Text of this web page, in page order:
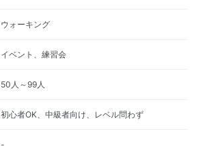
ウォーキング
イベント、練習会
50人～99人
初心者OK、中級者向け、レベル問わず
-